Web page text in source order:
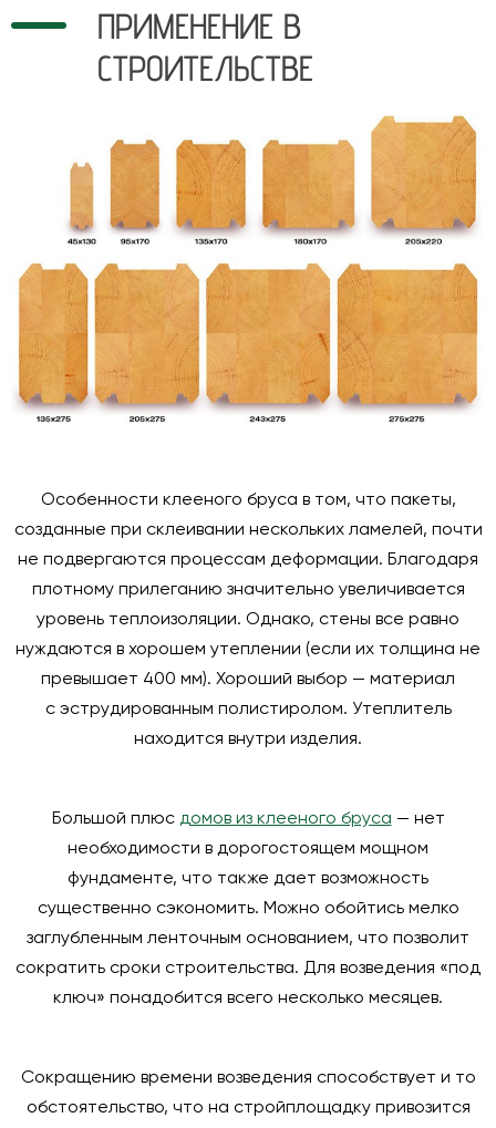
ПРИМЕНЕНИЕ В
СТРОИТЕЛЬСТВЕ
Особенности клееного бруса в том, что пакеты,
созданные при склеивании нескольких ламелей, почти
не подвергаются процессам деформации. Благодаря
плотному прилеганию значительно увеличивается
уровень теплоизоляции. Однако, стены все равно
нуждаются в хорошем утеплении (если их толщина не
превышает 400 мм). Хороший выбор — материал
с эструдированным полистиролом. Утеплитель
находится внутри изделия.
Большой плюс домов из клееного бруса — нет
необходимости в дорогостоящем мощном
фундаменте, что также дает возможность
существенно сэкономить. Можно обойтись мелко
заглубленным ленточным основанием, что позволит
сократить сроки строительства. Для возведения «под
ключ» понадобится всего несколько месяцев.
Сокращению времени возведения способствует и то
обстоятельство, что на стройплощадку привозится